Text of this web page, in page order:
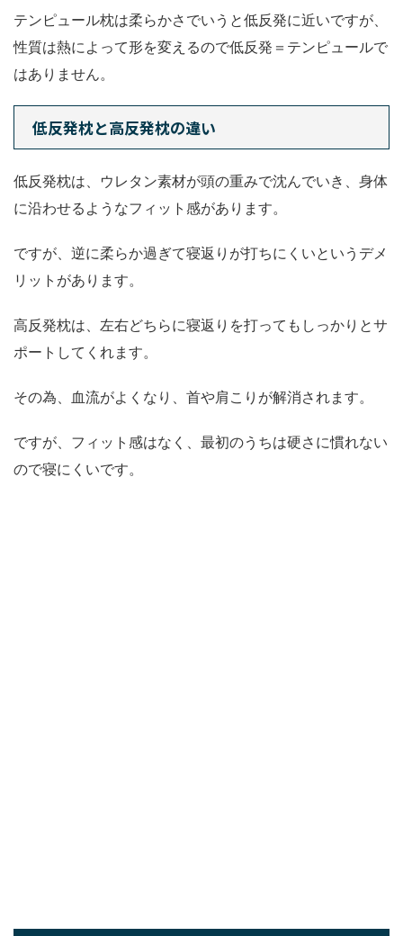
テンピュール枕は柔らかさでいうと低反発に近いですが、
性質は熱によって形を変えるので低反発＝テンピュールで
はありません。
低反発枕と高反発枕の違い
低反発枕は、ウレタン素材が頭の重みで沈んでいき、身体
に沿わせるようなフィット感があります。
ですが、逆に柔らか過ぎて寝返りが打ちにくいというデメ
リットがあります。
高反発枕は、左右どちらに寝返りを打ってもしっかりとサ
ポートしてくれます。
その為、血流がよくなり、首や肩こりが解消されます。
ですが、フィット感はなく、最初のうちは硬さに慣れない
ので寝にくいです。